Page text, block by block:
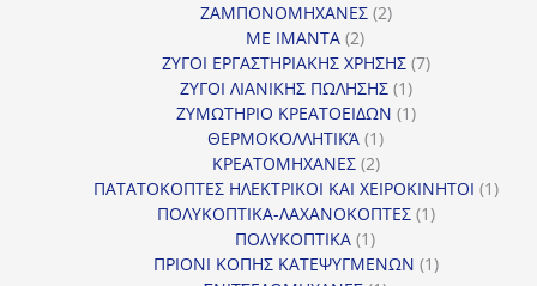
ΖΑΜΠΟΝΟΜΗΧΑΝΕΣ 22
ΜΕ ΙΜΑΝΤΑ 22
προϊόντα
ΖΥΓΟΙ ΕΡΓΑΣΤΗΡΙΑΚΗΣ ΧΡΗΣΗΣ 77
ΖΥΓΟΙ ΛΙΑΝΙΚΗΣ ΠΩΛΗΣΗΣ 11
προϊόν
ΖΥΜΩΤΗΡΙΟ ΚΡΕΑΤΟΕΙΔΩΝ 11
ΘΕΡΜΟΚΟΛΛΗΤΙΚΆ 11
προϊόν
ΚΡΕΑΤΟΜΗΧΑΝΕΣ 22
προϊόντα
ΠΑΤΑΤΟΚΟΠΤΕΣ ΗΛΕΚΤΡΙΚΟΙ ΚΑΙ ΧΕΙΡΟΚΙΝΗΤΟΙ 11
ΠΟΛΥΚΟΠΤΙΚΑ-ΛΑΧΑΝΟΚΟΠΤΕΣ 11
ΠΟΛΥΚΟΠΤΙΚΑ 11
προϊόν
ΠΡΙΟΝΙ ΚΟΠΗΣ ΚΑΤΕΨΥΓΜΕΝΩΝ 11